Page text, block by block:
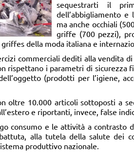
sequestrarti il
dell’abbigliamento e
ma anche occhiali
griffe (700 pezzi),
della moda italiana e
commerciali dediti alla vendita
rispettano i parametri di sicurezza
(prodotti per l’igiene,
oltre 10.000 articoli sottoposti a
e riportanti, invece, false
consumo e le attività a contrasto
alla tutela della salute dei
produttivo nazionale.